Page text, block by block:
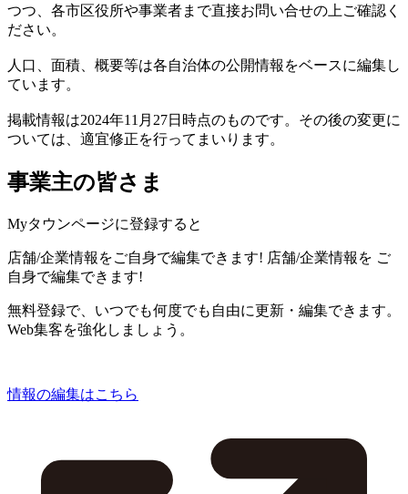
つつ、各市区役所や事業者まで直接お問い合せの上ご確認く
ださい。
人口、面積、概要等は各自治体の公開情報をベースに編集し
ています。
掲載情報は2024年11月27日時点のものです。その後の変更に
ついては、適宜修正を行ってまいります。
事業主の皆さま
Myタウンページに登録すると
店舗/企業情報をご自身で編集できます! 店舗/企業情報を ご
自身で編集できます!
無料登録で、いつでも何度でも自由に更新・編集できます。
Web集客を強化しましょう。
情報の編集はこちら